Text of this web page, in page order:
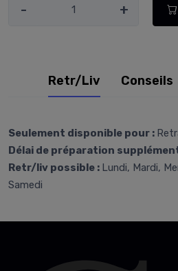
- +
Retr/Liv Conseils
Seulement disponible pour :
Délai de préparation
Retr/liv possible : Lundi, Mardi,
Samedi